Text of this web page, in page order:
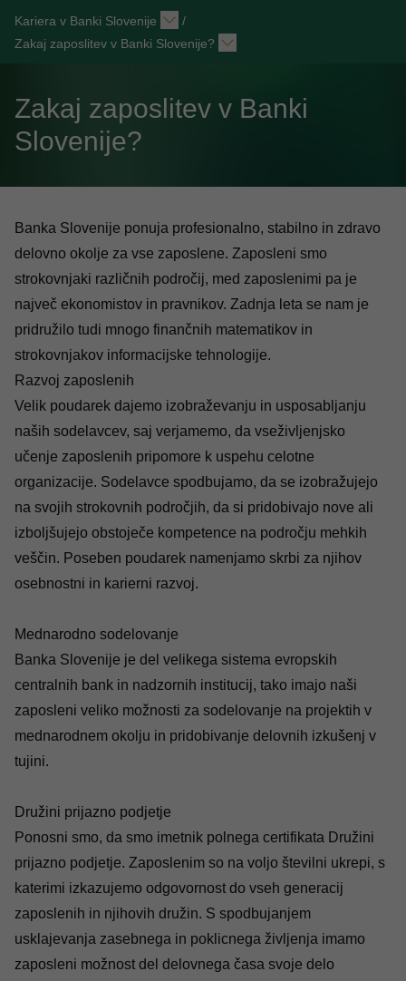
Kariera v Banki Slovenije
/
Zakaj zaposlitev v Banki Slovenije?
Zakaj zaposlitev v Banki
Slovenije?
Banka Slovenije ponuja profesionalno, stabilno in zdravo
delovno okolje za vse zaposlene. Zaposleni smo
strokovnjaki različnih področij, med zaposlenimi pa je
največ ekonomistov in pravnikov. Zadnja leta se nam je
pridružilo tudi mnogo finančnih matematikov in
strokovnjakov informacijske tehnologije.
Razvoj zaposlenih
Velik poudarek dajemo izobraževanju in usposabljanju
naših sodelavcev, saj verjamemo, da vseživljenjsko
učenje zaposlenih pripomore k uspehu celotne
organizacije. Sodelavce spodbujamo, da se izobražujejo
na svojih strokovnih področjih, da si pridobivajo nove ali
izboljšujejo obstoječe kompetence na področju mehkih
veščin. Poseben poudarek namenjamo skrbi za njihov
osebnostni in karierni razvoj.
Mednarodno sodelovanje
Banka Slovenije je del velikega sistema evropskih
centralnih bank in nadzornih institucij, tako imajo naši
zaposleni veliko možnosti za sodelovanje na projektih v
mednarodnem okolju in pridobivanje delovnih izkušenj v
tujini.
Družini prijazno podjetje
Ponosni smo, da smo imetnik polnega certifikata Družini
prijazno podjetje. Zaposlenim so na voljo številni ukrepi, s
katerimi izkazujemo odgovornost do vseh generacij
zaposlenih in njihovih družin. S spodbujanjem
usklajevanja zasebnega in poklicnega življenja imamo
zaposleni možnost del delovnega časa svoje delo